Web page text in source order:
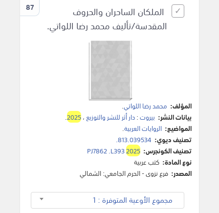
87
الملكان الساحران والحروف
المقدسة/تأليف محمد رضا اللواتي.
المؤلف: محمد رضا اللواتي.
بيانات النشر: بيروت:دار أثر للنشر والتوزيع،2025
.
المواضيع: الروايات العربية.
تصنيف ديوي: 813.039534.
تصنيف الكونجرس:
PJ7862 .L3932025
نوع المادة: كتب عربية
المصدر: فرع نزوى - الحرم الجامعي: الشمالي
مجموع الأوعية المتوفرة : 1